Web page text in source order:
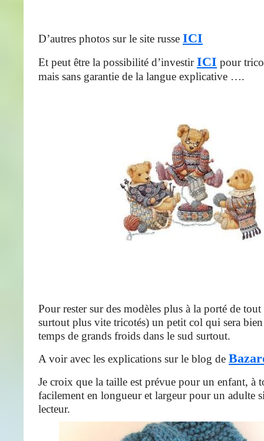
D’autres photos sur le site russe ICI
Et peut être la possibilité d’investirICI pour
mais sans garantie de la langue explicative ….
Pour rester sur des modèles plus à la porté de
surtout plus vite tricotés) un petit col qui sera
temps de grands froids dans le sud surtout.
A voir avec les explications sur le blog de
Je croix que la taille est prévue pour un enfant, à
facilement en longueur et largeur pour un adulte
lecteur.